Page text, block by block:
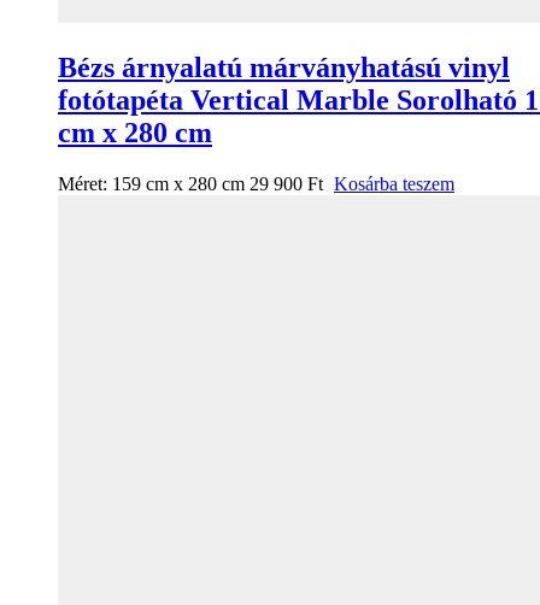
Bézs árnyalatú márványhatású vinyl
fotótapéta Vertical Marble Sorolható
cm x 280 cm
Méret: 159 cm x 280 cm 29 900 Ft Kosárba teszem